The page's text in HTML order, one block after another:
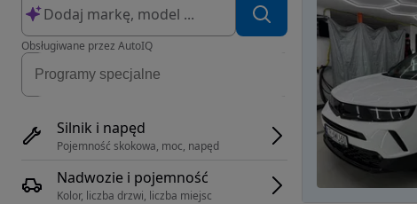
Obsługiwane przez AutoIQ
Silnik i napęd
Pojemność skokowa, moc, napęd
Nadwozie i pojemność
Kolor, liczba drzwi, liczba miejsc